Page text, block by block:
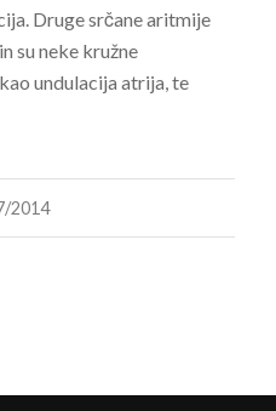
Druge srčane aritmije
su neke kružne
undulacija atrija, te
2014